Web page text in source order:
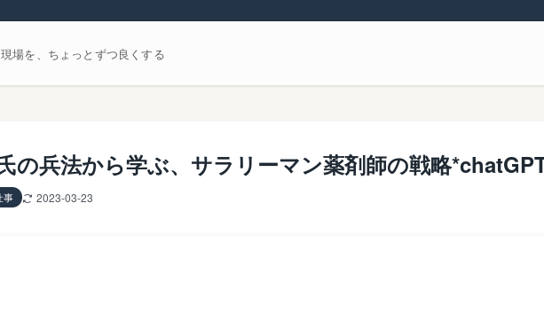
現場を、ちょっとずつ良くする
の兵法から学ぶ、サラリーマン薬剤師の戦略
事 2023-03-23